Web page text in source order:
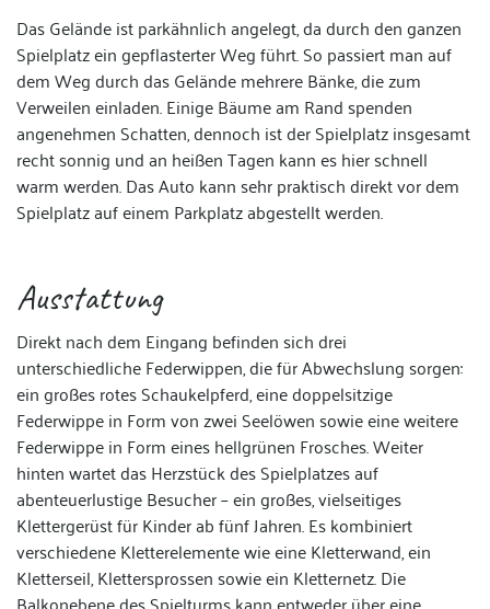
Das Gelände ist parkähnlich angelegt, da durch den ganzen
Spielplatz ein gepflasterter Weg führt. So passiert man auf
dem Weg durch das Gelände mehrere Bänke, die zum
Verweilen einladen. Einige Bäume am Rand spenden
angenehmen Schatten, dennoch ist der Spielplatz insgesamt
recht sonnig und an heißen Tagen kann es hier schnell
warm werden. Das Auto kann sehr praktisch direkt vor dem
Spielplatz auf einem Parkplatz abgestellt werden.
Ausstattung
Direkt nach dem Eingang befinden sich drei
unterschiedliche Federwippen, die für Abwechslung sorgen:
ein großes rotes Schaukelpferd, eine doppelsitzige
Federwippe in Form von zwei Seelöwen sowie eine weitere
Federwippe in Form eines hellgrünen Frosches. Weiter
hinten wartet das Herzstück des Spielplatzes auf
abenteuerlustige Besucher – ein großes, vielseitiges
Klettergerüst für Kinder ab fünf Jahren. Es kombiniert
verschiedene Kletterelemente wie eine Kletterwand, ein
Kletterseil, Klettersprossen sowie ein Kletternetz. Die